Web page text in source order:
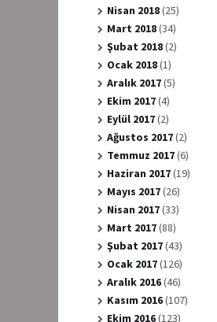
Nisan 2018(25)
Mart 2018(34)
Şubat 2018(2)
Ocak 2018(1)
Aralık 2017(5)
Ekim 2017(4)
Eylül 2017(2)
Ağustos 2017(2)
Temmuz 2017(6)
Haziran 2017(19)
Mayıs 2017(26)
Nisan 2017(33)
Mart 2017(88)
Şubat 2017(43)
Ocak 2017(126)
Aralık 2016(46)
Kasım 2016(107)
Ekim 2016(123)